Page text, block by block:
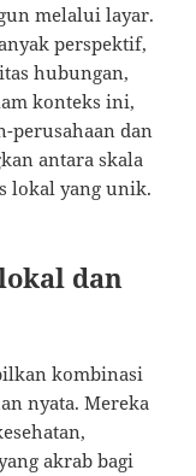
melalui layar.
perspektif,
hubungan,
konteks ini,
perusahaan dan
antara skala
lokal yang unik.
dan
kombinasi
nyata. Mereka
akrab bagi